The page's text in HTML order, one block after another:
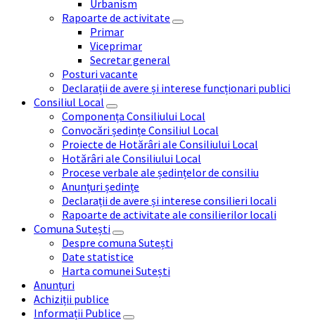
Urbanism
Rapoarte de activitate
Primar
Viceprimar
Secretar general
Posturi vacante
Declarații de avere și interese funcționari publici
Consiliul Local
Componența Consiliului Local
Convocări ședințe Consiliul Local
Proiecte de Hotărâri ale Consiliului Local
Hotărâri ale Consiliului Local
Procese verbale ale ședințelor de consiliu
Anunțuri ședințe
Declarații de avere și interese consilieri locali
Rapoarte de activitate ale consilierilor locali
Comuna Sutești
Despre comuna Sutești
Date statistice
Harta comunei Sutești
Anunțuri
Achiziții publice
Informații Publice